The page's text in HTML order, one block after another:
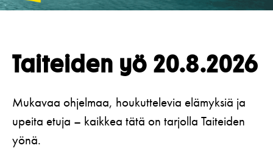
Yhteystiedot
Medialle
Svenska Teatern Live
Taiteiden yö 20.8.2026
Mukavaa ohjelmaa, houkuttelevia elämyksiä ja
upeita etuja – kaikkea tätä on tarjolla Taiteiden
yönä.